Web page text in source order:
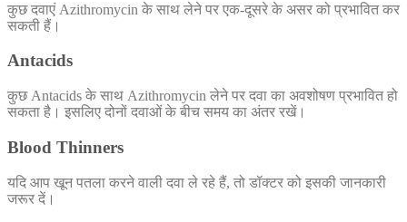
कुछ दवाएं Azithromycin के साथ लेने पर एक-दूसरे के असर को प्रभावित कर
सकती हैं।
Antacids
कुछ Antacids के साथ Azithromycin लेने पर दवा का अवशोषण प्रभावित हो
सकता है। इसलिए दोनों दवाओं के बीच समय का अंतर रखें।
Blood Thinners
यदि आप खून पतला करने वाली दवा ले रहे हैं, तो डॉक्टर को इसकी जानकारी
जरूर दें।